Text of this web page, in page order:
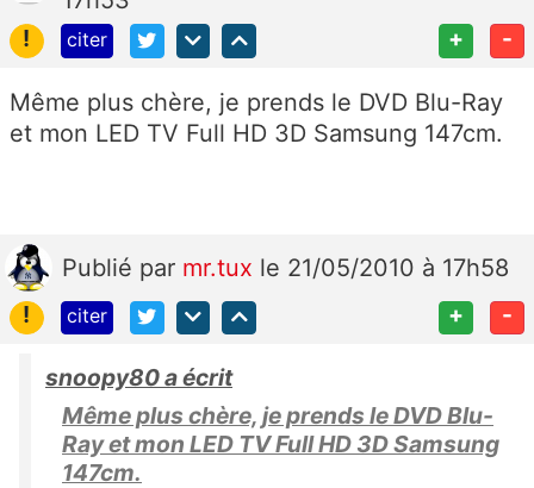
!
citer + -
Même plus chère, je prends le DVD Blu-Ray
et mon LED TV Full HD 3D Samsung 147cm.
Publié par mr.tux le 21/05/2010 à 17h58
!
citer + -
snoopy80 a écrit
Même plus chère, je prends le DVD Blu-
Ray et mon LED TV Full HD 3D Samsung
147cm.